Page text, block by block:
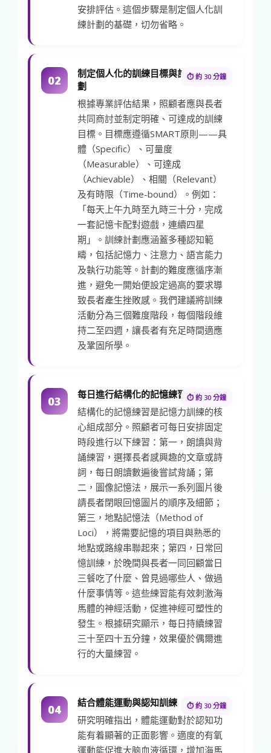
安排評估。這個步驟是制定個人化訓
練計劃的基礎，切勿省略。
02 ⏱ 約 30 分鐘
制定個人化的訓練目標與計
劃
根據專業評估結果，照顧者應與長者
共同商討並制定明確、可達成的訓練
目標。目標應遵循SMART原則——具
體（Specific）、可量度
（Measurable）、可達成
（Achievable）、相關（Relevant）
及有時限（Time-bound）。例如：
「每天上午九時至九時三十分，完成
一套記憶卡配對遊戲，連續四星
期」。訓練計劃應涵蓋多種認知範
疇，包括記憶力、注意力、語言能力
及執行功能等。計劃的難度應循序漸
進，避免一開始便設定過高的要求導
致長者產生挫敗感。我們建議將訓練
活動分為三個難度階段，每個階段維
持二至四週，讓長者有充足時間適應
及鞏固所學。
03 ⏱ 約 30 分鐘
每日進行結構化的記憶練習
結構化的記憶練習是記憶力訓練的核
心組成部分。照顧者可每日安排固定
時段進行以下練習：第一，朗讀與背
誦練習，選擇長者感興趣的文章或詩
詞，每日朗讀數遍後嘗試背誦；第
二，圖像記憶法，展示一系列圖片後
請長者閉眼回憶圖片的順序及細節；
第三，地點記憶法（Method of
Loci），將需要記憶的項目與熟悉的
地點或路線串聯起來；第四，日常回
憶訓練，於晚間與長者一同回顧當日
三餐吃了什麼、曾見過哪些人、做過
什麼事情等。這些練習能有效刺激海
馬體的神經活動，促進神經可塑性的
發生。根據研究顯示，每日持續練習
三十至四十五分鐘，效果優於偶爾進
行的大量練習。
04 ⏱ 約 30 分鐘
結合體能運動與認知訓練
研究明確指出，體能運動對於認知功
能有着顯著的正面影響。適度的有氧
運動能促進大脑血液循環，增加海馬